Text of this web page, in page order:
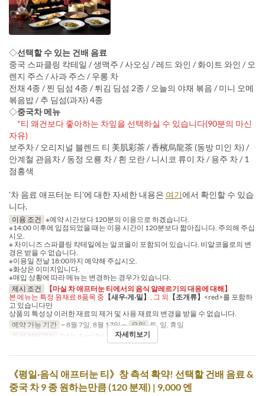
◇선택할 수 있는 건배 음료
중국 스파클링 칵테일 / 생맥주 / 사오싱 / 레드 와인 / 화이트 와인 / 오
렌지 주스 / 사과 주스 / 우롱 차
전채 4종 / 찐 딤섬 4종 / 튀김 딤섬 2종 / 오늘의 야채 볶음 / 미니 오메
볶음밥 / 추 딤섬(과자) 4종
◇중국차 메뉴
*티 왜건보다 좋아하는 차잎을 선택하실 수 있습니다(90분의 마신
자유)
보주차 / 오리지널 블렌드 티 美肌彩茶 / 香檳烏龍茶 (동방 미인 차) /
안계철 관음차 / 동정 오룡 차 / 흰 모란 / 니시코 류이 차 / 용주 차 / 1
점홍색
'차 음료 애프터눈 티'에 대한 자세한 내용은 여기에서 확인할 수 있습
니다.
이용 조건 ※예약 시간보다 120분의 이용으로 하겠습니다.
※14:00 이후에 입점되었을 때는 이용 시간이 120분보다 짧아집니다. 주의해 주십
시오.
※ 차이니즈 스파클링 칵테일에는 알코올이 포함되어 있습니다. 비알코올로의 변
경은 받을 수 없습니다.
※이용일 전날 18:00까지 예약해 주십시오.
※화상은 이미지입니다.
※매입 상황에 따라 메뉴는 변경하는 경우가 있습니다.
제시 조건
【마실 차 애프터눈 티에서의 음식 알레르기의 대응에 대해】
본 메뉴는 특정 원재료 8품목 중 【새우·게·밀】 , 그 외 【조개류】 <red>를 포함하
고 있습니다만
상품의 특성상 이러한 재료의 제거 및 사용 재료의 변경을 받을 수 없습니다.
예약 가능 기간 ~ 8월 7일, 8월 17일 ~ 요일 토, 일, 휴일
좌석 카테고리
Table, Semi Private자세히보기
《평일·음식 애프터눈 티》창 측석 확약! 선택할 건배 음료 &
중국 차 9 종 원하는만큼 (120 분제) | 9,000 엔